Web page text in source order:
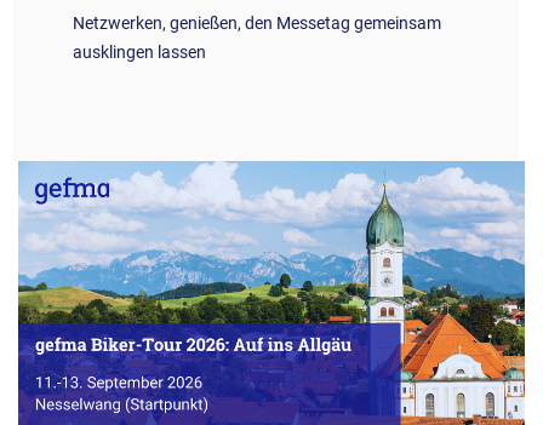
Netzwerken, genießen, den Messetag gemeinsam
ausklingen lassen